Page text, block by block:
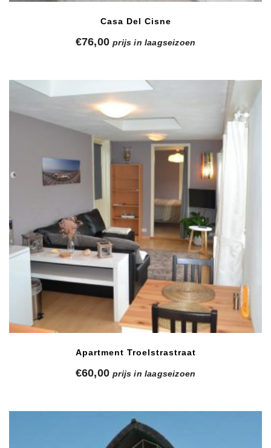
Casa Del Cisne
€76,00 prijs in laagseizoen
Apartment Troelstrastraat
€60,00 prijs in laagseizoen